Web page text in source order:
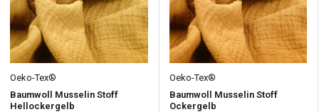
Oeko-Tex®
Baumwoll Musselin Stoff
Hellockergelb
Oeko-Tex®
Baumwoll Musselin Stoff
Ockergelb